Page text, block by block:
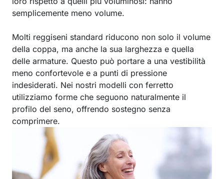
semplicemente meno volume.
Molti reggiseni standard riducono non solo il volume
della coppa, ma anche la sua larghezza e quella
delle armature. Questo può portare a una vestibilità
meno confortevole e a punti di pressione
indesiderati. Nei nostri modelli con ferretto
utilizziamo forme che seguono naturalmente il
profilo del seno, offrendo sostegno senza
comprimere.